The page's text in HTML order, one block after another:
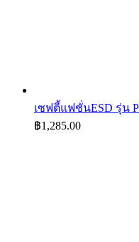
เซฟตี้แฟชั่นESD รุ่น
฿1,285.00